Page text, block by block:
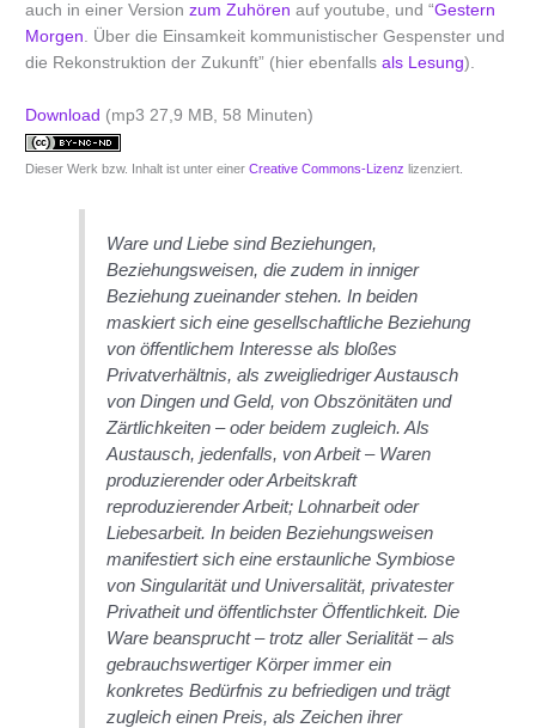
auch in einer Versionzum Zuhören auf youtube, und “Gestern
Morgen. Über die Einsamkeit kommunistischer Gespenster und
die Rekonstruktion der Zukunft” (hier ebenfallsals Lesung).
Download (mp3 27,9 MB, 58 Minuten)
Dieser Werk bzw. Inhalt ist unter einerCreative Commons-Lizenz lizenziert.
Ware und Liebe sind Beziehungen,
Beziehungsweisen, die zudem in inniger
Beziehung zueinander stehen. In beiden
maskiert sich eine gesellschaftliche Beziehung
von öffentlichem Interesse als bloßes
Privatverhältnis, als zweigliedriger Austausch
von Dingen und Geld, von Obszönitäten und
Zärtlichkeiten – oder beidem zugleich. Als
Austausch, jedenfalls, von Arbeit – Waren
produzierender oder Arbeitskraft
reproduzierender Arbeit; Lohnarbeit oder
Liebesarbeit. In beiden Beziehungsweisen
manifestiert sich eine erstaunliche Symbiose
von Singularität und Universalität, privatester
Privatheit und öffentlichster Öffentlichkeit. Die
Ware beansprucht – trotz aller Serialität – als
gebrauchswertiger Körper immer ein
konkretes Bedürfnis zu befriedigen und trägt
zugleich einen Preis, als Zeichen ihrer